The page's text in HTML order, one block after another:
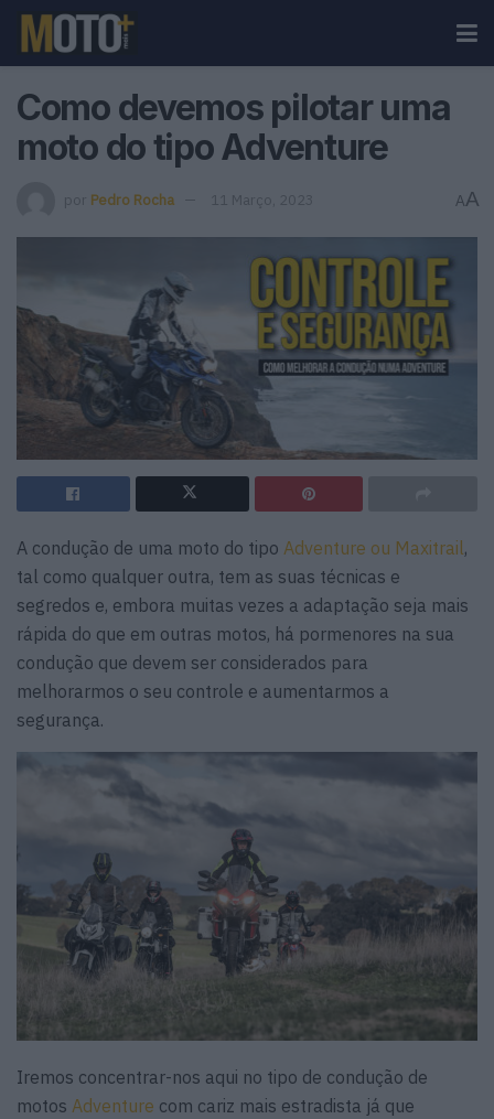
Como devemos pilotar uma
moto do tipo Adventure
por Pedro Rocha 11 Março, 2023 AA
A condução de uma moto do tipo Adventure ou Maxitrail,
tal como qualquer outra, tem as suas técnicas e
segredos e, embora muitas vezes a adaptação seja mais
rápida do que em outras motos, há pormenores na sua
condução que devem ser considerados para
melhorarmos o seu controle e aumentarmos a
segurança.
Iremos concentrar-nos aqui no tipo de condução de
motos Adventure com cariz mais estradista já que